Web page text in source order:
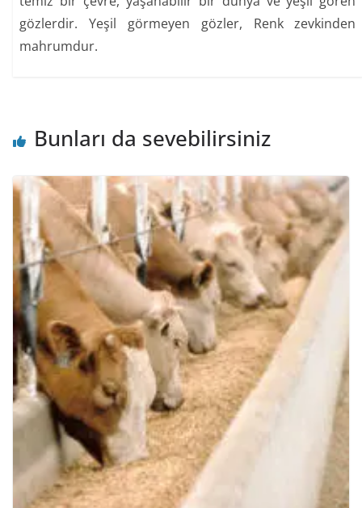
gözlerdir. Yeşil görmeyen gözler, Renk zevkinden
mahrumdur.
Bunları da sevebilirsiniz